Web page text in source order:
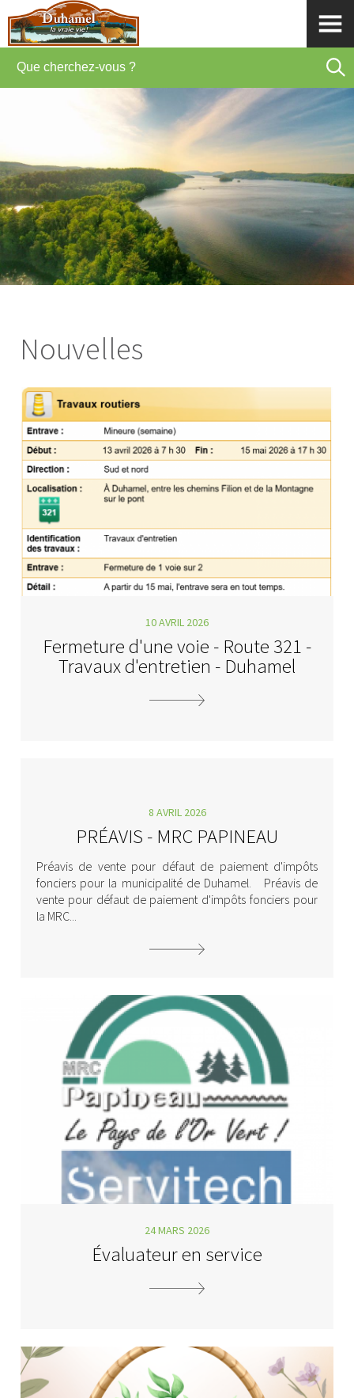
Nouvelles
10 AVRIL 2026
Fermeture d'une voie - Route 321 -
Travaux d'entretien - Duhamel
8 AVRIL 2026
PRÉAVIS - MRC PAPINEAU
Préavis de vente pour défaut de paiement d'impôts
fonciers pour la municipalité de Duhamel. Préavis de
vente pour défaut de paiement d'impôts fonciers pour
la MRC...
24 MARS 2026
Évaluateur en service